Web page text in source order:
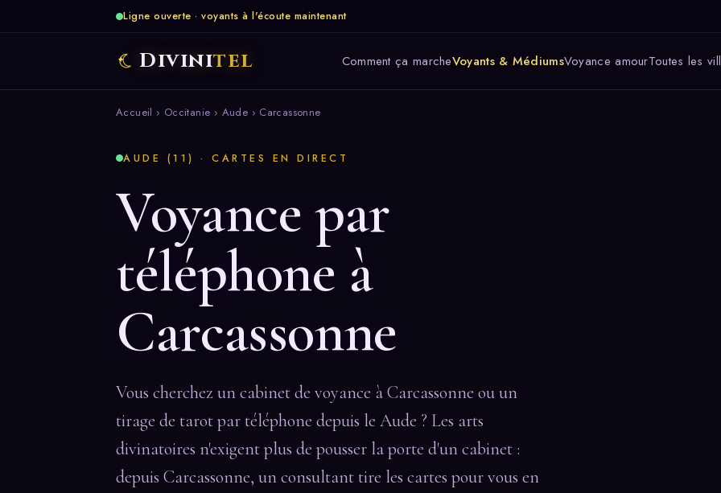
Ligne ouverte · voyants à l'écoute maintenant
Divinitel Comment ça marcheVoyants & MédiumsVoyance amourToutes les
Accueil › Occitanie › Aude › Carcassonne
AUDE (11) · CARTES EN DIRECT
Voyance par
téléphone à
Carcassonne
Vous cherchez un cabinet de voyance à Carcassonne ou un
tirage de tarot par téléphone depuis le Aude ? Les arts
divinatoires n'exigent plus de pousser la porte d'un cabinet :
depuis Carcassonne, un consultant tire les cartes pour vous en